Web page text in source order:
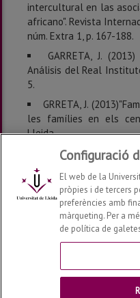
intercultural en las
africano". Revista
núm. Extra 1, p. 167-188.
GARRETA, J.
Análisis del Real
5.
GRRETA, J.
les famílies en els
Lleida.
Darrera modificació:
Departament de
© | Telf: +34 973
Contactar
Configuració
El web de la
pròpies i de tercers
preferències amb
màrqueting. Per a
de política de